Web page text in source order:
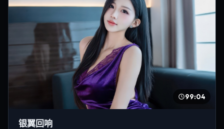
99:04
银翼回响